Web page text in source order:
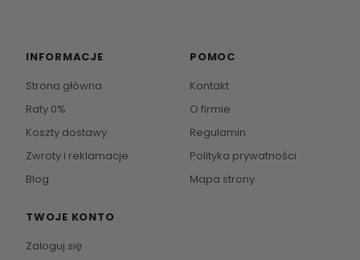
INFORMACJE
Strona główna
Raty 0%
Koszty dostawy
Zwroty i reklamacje
Blog
POMOC
Kontakt
O firmie
Regulamin
Polityka prywatności
Mapa strony
TWOJE KONTO
Zaloguj się